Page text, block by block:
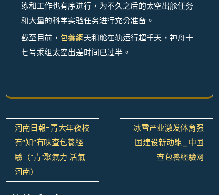
练和工作也有序进行，为不久之后的太空出舱任务
和大量的科学实验任务进行充分准备。
截至目前， 包養網天和舱在轨运行超千天，神舟十
七号乘组太空出差时间已过半。
文
章
導
覽
河南日報-青大年夜校
有“知”有味查包養經
驗（“青”聚氣力 活氣
河南）
冰雪产业激发体育强
国建设新动能_中国
查包養經驗网